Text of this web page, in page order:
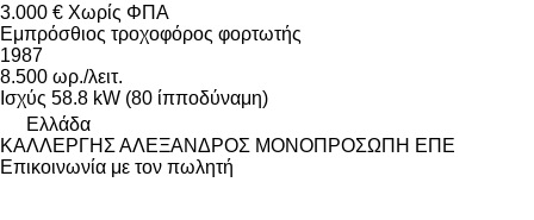
3.000 € Χωρίς ΦΠΑ
Εμπρόσθιος τροχοφόρος φορτωτής
1987
8.500 ωρ./λειτ.
Ισχύς 58.8 kW (80 ίπποδύναμη)
Ελλάδα
ΚΑΛΛΕΡΓΗΣ ΑΛΕΞΑΝΔΡΟΣ ΜΟΝΟΠΡΟΣΩΠΗ ΕΠΕ
Επικοινωνία με τον πωλητή